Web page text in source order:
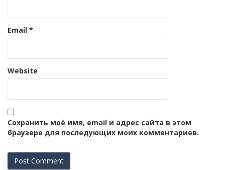
Email *
Website
Сохранить моё имя, email и адрес сайта в этом
браузере для последующих моих комментариев.